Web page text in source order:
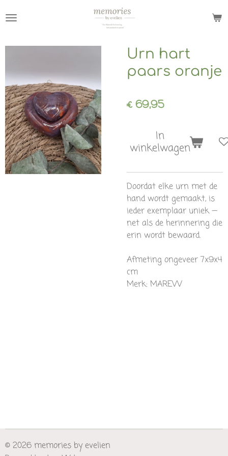
direct
de
Urn hart
paars oranje
€ 69,95
In
winkelwagen
Doordat elke urn met de
hand wordt gemaakt, is
ieder exemplaar uniek —
net als de herinnering die
erin wordt bewaard.
Afmeting ongeveer 7x9x4
cm
Merk: MAREVV
© 2026 memories by evelien